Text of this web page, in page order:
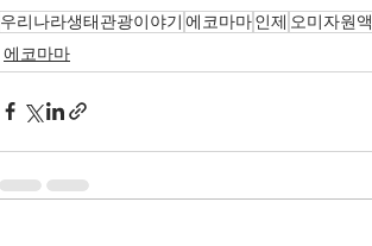
우리나라생태관광이야기 에코마마인제 오미자원액
에코마마